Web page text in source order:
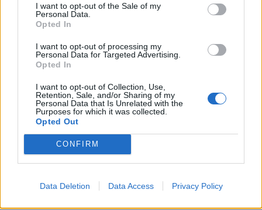
I want to opt-out of the Sale of my
Personal Data.
Opted In
I want to opt-out of processing my
Personal Data for Targeted Advertising.
Opted In
I want to opt-out of Collection, Use,
Retention, Sale, and/or Sharing of my
Personal Data that Is Unrelated with the
Purposes for which it was collected.
Opted Out
CONFIRM
Data Deletion Data Access Privacy Policy
TAIP PAT SKAITYKITE
Savaitgalį Klaipėdoje -
virs penkiose skirtingose
Rimas Kurtinaitis
rinktinės kandidatus: